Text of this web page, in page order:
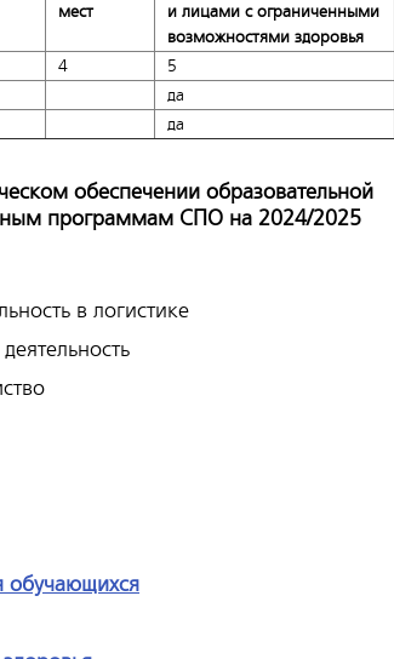
мест
и лицами с ограниченными
возможностями здоровья
4
5
да
да
обеспечении образовательной
программам СПО на 2024/2025
в логистике
обучающихся